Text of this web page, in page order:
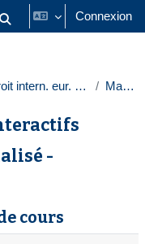
Activer/désactiver la saisie
Connexion
EDS - Dépt. droit intern. eur. & comparé Masters
-
cours